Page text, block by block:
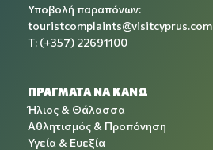
Υποβολή παραπόνων:
touristcomplaints@visitcyprus.com
T: (+357) 22691100
ΠΡΑΓΜΑΤΑ ΝΑ ΚΑΝΩ
Ήλιος & Θάλασσα
Αθλητισμός & Προπόνηση
Υγεία & Ευεξία